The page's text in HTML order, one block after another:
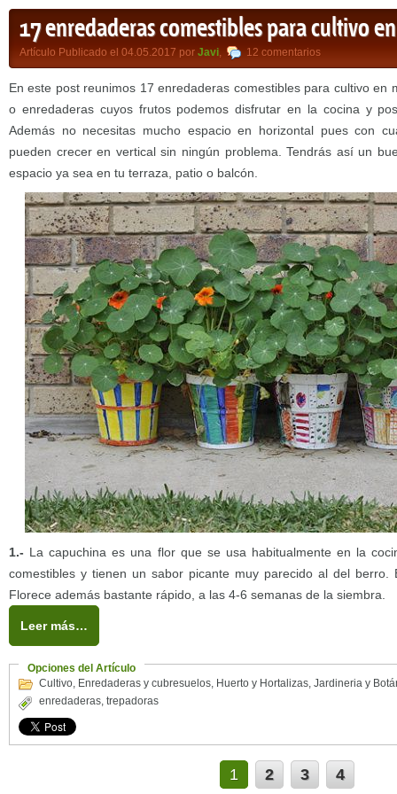
17 enredaderas comestibles para cultivo
Artículo Publicado el 04.05.2017 por Javi, 12 comentarios
En este post reunimos 17 enredaderas comestibles para cultivo en
o enredaderas cuyos frutos podemos disfrutar en la cocina y
Además no necesitas mucho espacio en horizontal pues con
pueden crecer en vertical sin ningún problema. Tendrás así un
espacio ya sea en tu terraza, patio o balcón.
1.- La capuchina es una flor que se usa habitualmente en la
comestibles y tienen un sabor picante muy parecido al del berro.
Florece además bastante rápido, a las 4-6 semanas de la siembra.
Leer más…
Opciones del Artículo
Cultivo, Enredaderas y cubresuelos, Huerto y Hortalizas, Jardineria y
enredaderas, trepadoras
1 2 3 4